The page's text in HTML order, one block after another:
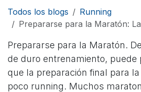
Todos los blogs
Running
Prepararse para la Maratón:
Prepararse para la Maratón.
de duro entrenamiento, puede
que la preparación final para
poco running. Muchos